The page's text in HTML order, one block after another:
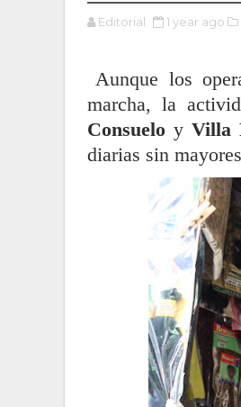
Editorial 1 year ago
Aunque los
marcha, la
Consuelo y Villa
diarias sin